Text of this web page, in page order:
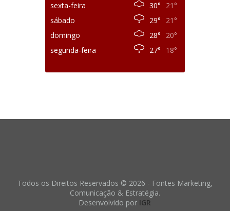
sexta-feira 30°
21°
sábado
29°
21°
domingo
28°
20°
segunda-feira
27° 18°
Todos os Direitos Reservados © 2026 - Fontes Marketing,
Comunicação & Estratégia.
Desenvolvido por IGR